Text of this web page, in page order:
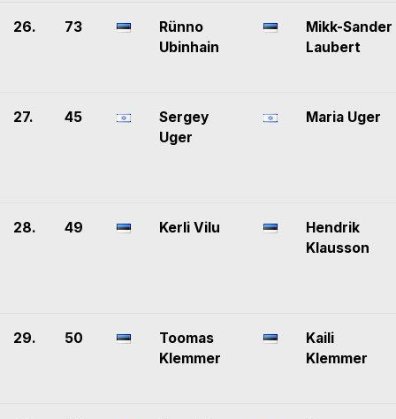
26. 73
Rünno
Ubinhain
Mikk-Sander
Laubert
27. 45
Sergey
Uger
Maria Uger
28. 49 Kerli Vilu
Hendrik
Klausson
29. 50
Toomas
Klemmer
Kaili
Klemmer